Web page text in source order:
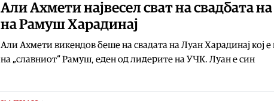
Aли Ахмети највесел сват на свадбата
на Рамуш Харадинај
Али Ахмети викендов беше на свадата на Луан Харадинај кој е
на „славниот“ Рамуш, еден од лидерите на УЧК. Луан е син